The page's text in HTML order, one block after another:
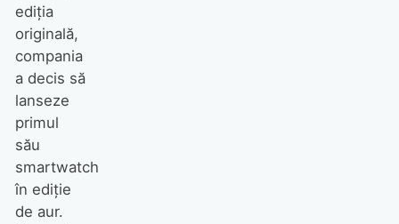
ediția
originală,
compania
a decis să
lanseze
primul
său
smartwatch
în ediție
de aur.